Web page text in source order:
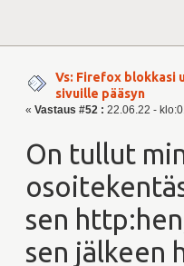
Vs: Firefox blokkasi
sivuille pääsyn
« Vastaus #52 : 22.06.22 -
On tullut
sen
sen jälkeen